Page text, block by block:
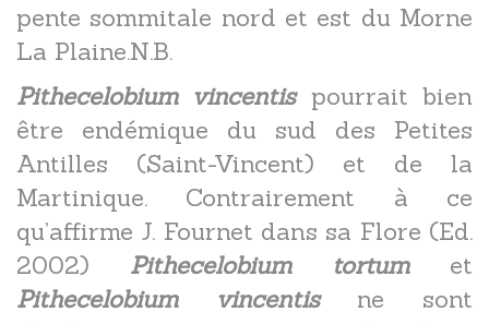
pente sommitale nord et est du Morne
La Plaine.N.B.
Pithecelobium vincentispourrait bien
être endémique du sud des Petites
Antilles (Saint-Vincent) et de la
Martinique. Contrairement à ce
qu’affirme J. Fournet dans sa Flore (Ed.
2002) Pithecelobium tortumet
Pithecelobium vincentisne sont